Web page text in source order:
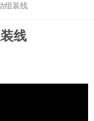
组装线
线